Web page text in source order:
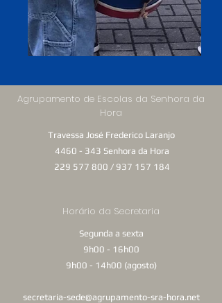
Agrupamento de Escolas da Senhora da
Hora
Travessa José Frederico Laranjo
4460 - 343 Senhora da Hora
229 577 800 / 937 157 184
Horário da Secretaria
Segunda a sexta
9h00 - 16h00
9h00 - 14h00 (agosto)
secretaria-sede@agrupamento-sra-hora.net